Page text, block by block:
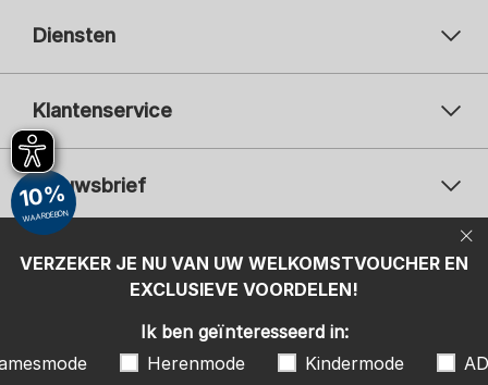
Diensten
Klantenservice
Nieuwsbrief
Uw
Uw e-mailadres
Aanmelden
Herenmode
ADIDAS
Betaalwijzen
VERZEKER JE NU VAN UW WELKOMSTVOUCHER EN
EXCLUSIEVE VOORDELEN!
10%
WAARDEBON
Ik ben geïnteresseerd in:
Herenmode Kindermode